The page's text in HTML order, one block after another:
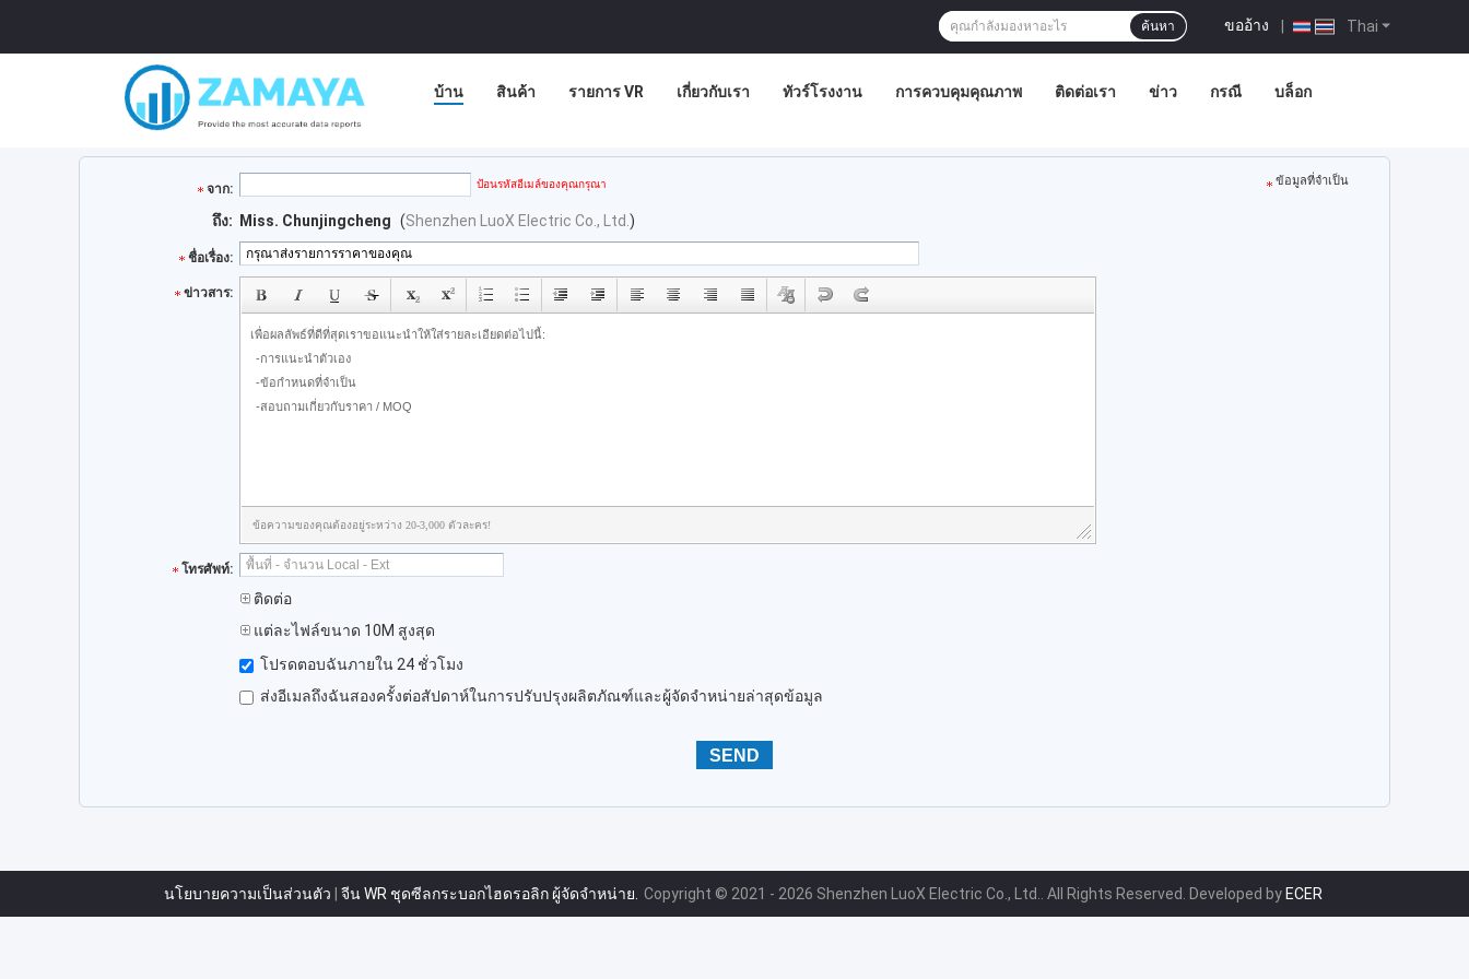
Thai
ขออ้าง |
ค้นหา
บ้าน สินค้า รายการ VR เกี่ยวกับเรา ทัวร์โรงงาน การควบคุมคุณภาพ ติดต่อเรา ข่าว กรณี บล็อก
จาก: ป้อนรหัสอีเมล์ของคุณกรุณา ข้อมูลที่จำเป็น
ถึง: Miss. Chunjingcheng (Shenzhen LuoX Electric Co., Ltd. )
ชื่อเรื่อง:
ข่าวสาร:
ข้อความของคุณต้องอยู่ระหว่าง 20-3,000 ตัวละคร!
โทรศัพท์:
ติดต่อ
แต่ละไฟล์ขนาด 10M สูงสุด
โปรดตอบฉันภายใน 24 ชั่วโมง
ส่งอีเมลถึงฉันสองครั้งต่อสัปดาห์ในการปรับปรุงผลิตภัณฑ์และผู้จัดจำหน่ายล่าสุดข้อมูล
นโยบายความเป็นส่วนตัว จีน WR ชุดซีลกระบอกไฮดรอลิก ผู้จัดจำหน่าย. Copyright © 2021 - 2026 Shenzhen LuoX Electric Co., Ltd.. All Rights Reserved. Developed by ECER